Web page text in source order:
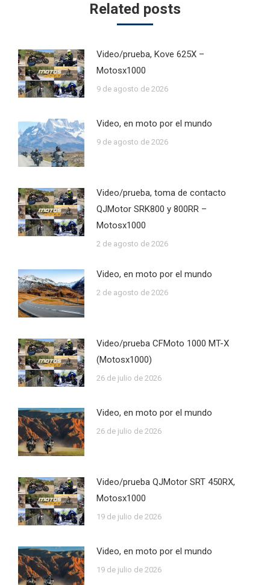
Related posts
Video/prueba, Kove 625X –
Motosx1000
9 de agosto de 2026
Video, en moto por el mundo
9 de agosto de 2026
Video/prueba, toma de contacto
QJMotor SRK800 y 800RR –
Motosx1000
2 de agosto de 2026
Video, en moto por el mundo
2 de agosto de 2026
Video/prueba CFMoto 1000 MT-X
(Motosx1000)
26 de julio de 2026
Video, en moto por el mundo
26 de julio de 2026
Video/prueba QJMotor SRT 450RX,
Motosx1000
19 de julio de 2026
Video, en moto por el mundo
19 de julio de 2026